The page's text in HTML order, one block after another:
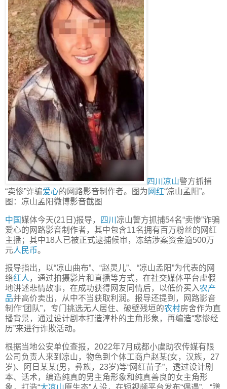
四川凉山警方抓捕
“卖惨”诈骗爱心的网路影音制作者。图为 网红“凉山孟阳”。
图：凉山孟阳微博影音截图
中国媒体今天(21日)报导， 四川 凉山警方抓捕54名“卖惨”诈骗
爱心的网路影音制作者，其中包含11名拥有百万粉丝的网红
主播；其中18人已被正式逮捕候审，冻结涉案资金逾500万
元人民币。
报导指出，以“凉山曲布”、“赵灵儿”、“凉山孟阳”为代表的网
络红人，通过拍摄影片和直播等方式，在社交媒体平台虚假
地讲述悲情故事，在成功获得网友同情后，以低价买入农产
品并高价卖出，从中不当获取利润。报导还提到，网路影音
制作“团队”，专门挑选无人居住、破壁残垣的农村房舍作为直
播背景，通过设计剧本打造淳朴的主角形象，再编造“悲惨经
历”来进行诈欺活动。
根据当地公安单位查报，2022年7月成都小虞助农传媒有限
公司负责人来到凉山，物色到个体工商户赵某(女，汉族，27
岁)、阿日某某(男，彝族，23岁)等“网红苗子”，透过设计剧
本、话术，编造纯真的男主角形象和纯真善良的女主角形